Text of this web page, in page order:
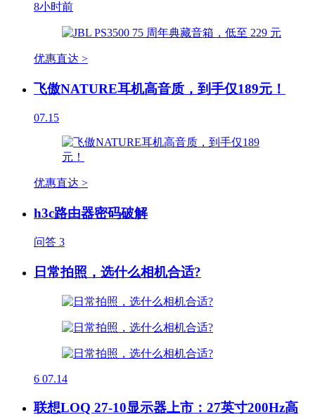
8小时前
优惠直达 >
飞傲NATURE耳机高音质，到手仅189元！
07.15
优惠直达 >
h3c路由器密码破解
问答 3
日常拍照，选什么相机合适?
6 07.14
联想LOQ 27-10显示器上市：27英寸200Hz高